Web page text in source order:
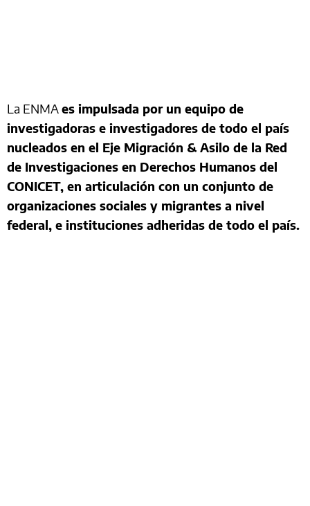
La ENMAes impulsada por un equipo de
investigadoras e investigadores de todo el país
nucleados en el Eje Migración & Asilo de la Red
de Investigaciones en Derechos Humanos del
CONICET, en articulación con un conjunto de
organizaciones sociales y migrantes a nivel
federal, e instituciones adheridas de todo el país.